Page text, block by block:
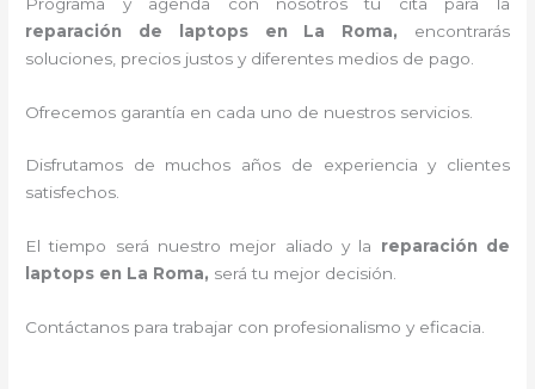
reparación de laptops en La Roma, encontrarás
soluciones, precios justos y diferentes medios de pago.
Ofrecemos garantía en cada uno de nuestros servicios.
Disfrutamos de muchos años de experiencia y clientes
satisfechos.
El tiempo será nuestro mejor aliado y la reparación de
laptops en La Roma, será tu mejor decisión.
Contáctanos para trabajar con profesionalismo y eficacia.